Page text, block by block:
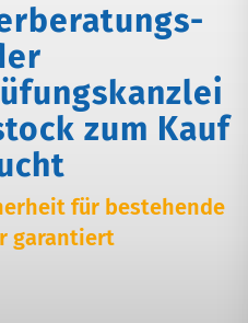
zum Kauf
für bestehende
garantiert